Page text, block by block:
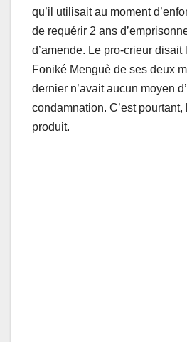
qu’il utilisait au moment
de requérir 2 ans
d’amende. Le pro-crieur disait
Foniké Menguè de ses deux
dernier n’avait aucun moyen
condamnation. C’est
produit.